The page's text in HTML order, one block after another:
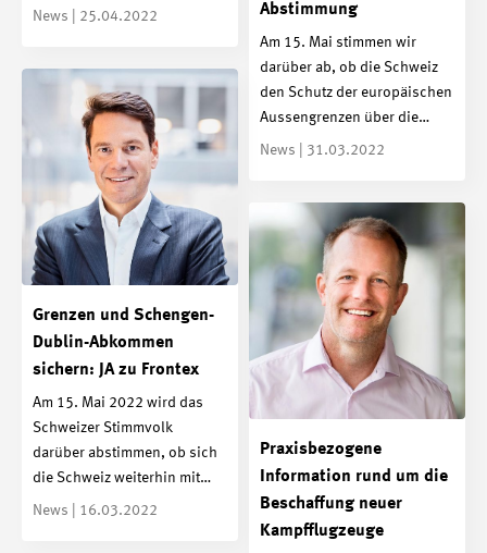
News | 25.04.2022
Abstimmung
Am 15. Mai stimmen wir
darüber ab, ob die Schweiz
den Schutz der europäischen
Aussengrenzen über die…
News | 31.03.2022
Grenzen und Schengen-
Dublin-Abkommen
sichern: JA zu Frontex
Am 15. Mai 2022 wird das
Schweizer Stimmvolk
darüber abstimmen, ob sich
die Schweiz weiterhin mit…
News | 16.03.2022
Praxisbezogene
Information rund um die
Beschaffung neuer
Kampfflugzeuge